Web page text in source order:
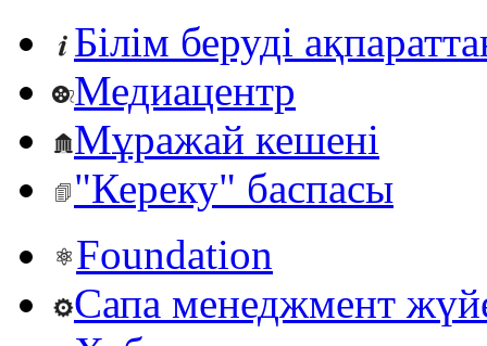
Білім беруді
Медиацентр
Мұражай кешені
"Кереку" баспасы
Foundation
Сапа менеджмент